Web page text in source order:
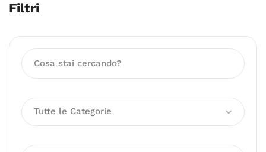
Filtri
Tutte le Categorie